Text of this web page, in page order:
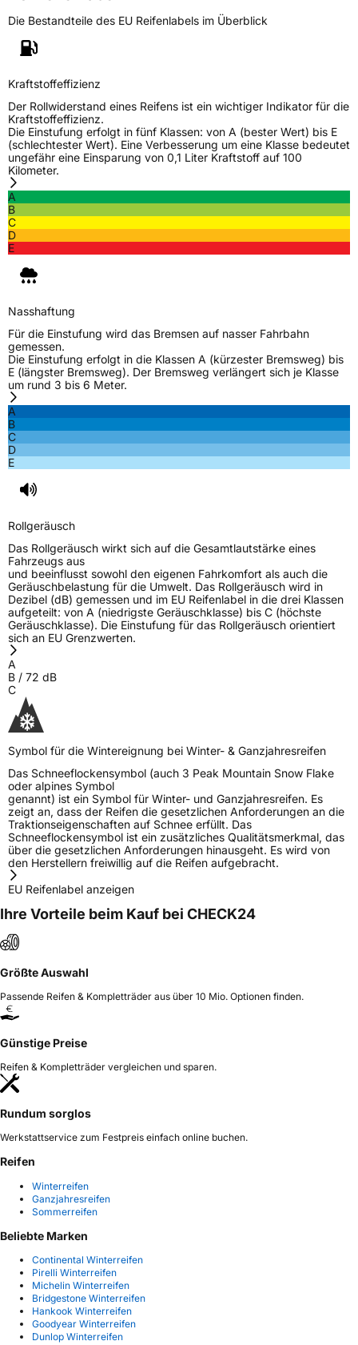
Weitere Eigenschaften
SchlauchtypTL
ZustandNeureifen
M+SJa
VerstärktXL
FelgenschutzMFS
EU Label
EffizienzC
Nasshaftung
Rollgeräusch (Klasse)
FahrzeugklasseC1
3PMSF / Schneeflockensymbol / Alpine-Symbol
EPREL ID1223930
Allgemeine Produktsicherheit (GPSR)
HerstellerkontaktKumho Tire Europe GmbH, KUMHO TIRE
EUROPE GmbH Strahlenberger Str. 110-112
D-63067 Offenbach Germany, kumhotire.de,
technik@kumhotire.de
Die Bestandteile des EU Reifenlabels im Überblick
Kraftstoffeffizienz
Der Rollwiderstand eines Reifens ist ein wichtiger Indikator für die
Kraftstoffeffizienz.
Die Einstufung erfolgt in fünf Klassen: von A (bester Wert) bis E
(schlechtester Wert). Eine Verbesserung um eine Klasse bedeutet
ungefähr eine Einsparung von 0,1 Liter Kraftstoff auf 100
Kilometer.
A
B
C
D
E
Nasshaftung
Für die Einstufung wird das Bremsen auf nasser Fahrbahn
gemessen.
Die Einstufung erfolgt in die Klassen A (kürzester Bremsweg) bis
E (längster Bremsweg). Der Bremsweg verlängert sich je Klasse
um rund 3 bis 6 Meter.
A
B
C
D
E
Rollgeräusch
Das Rollgeräusch wirkt sich auf die Gesamtlautstärke eines
Fahrzeugs aus
und beeinflusst sowohl den eigenen Fahrkomfort als auch die
Geräuschbelastung für die Umwelt. Das Rollgeräusch wird in
Dezibel (dB) gemessen und im EU Reifenlabel in die drei Klassen
aufgeteilt: von A (niedrigste Geräuschklasse) bis C (höchste
Geräuschklasse). Die Einstufung für das Rollgeräusch orientiert
sich an EU Grenzwerten.
A
B / 72 dB
C
Symbol für die Wintereignung bei Winter- & Ganzjahresreifen
Das Schneeflockensymbol (auch 3 Peak Mountain Snow Flake
oder alpines Symbol
genannt) ist ein Symbol für Winter- und Ganzjahresreifen. Es
zeigt an, dass der Reifen die gesetzlichen Anforderungen an die
Traktionseigenschaften auf Schnee erfüllt. Das
Schneeflockensymbol ist ein zusätzliches Qualitätsmerkmal, das
über die gesetzlichen Anforderungen hinausgeht. Es wird von
den Herstellern freiwillig auf die Reifen aufgebracht.
EU Reifenlabel anzeigen
Ihre Vorteile beim Kauf bei CHECK24
Größte Auswahl
Passende Reifen & Kompletträder aus über 10 Mio. Optionen finden.
Günstige Preise
Reifen & Kompletträder vergleichen und sparen.
Rundum sorglos
Werkstattservice zum Festpreis einfach online buchen.
Reifen
Winterreifen
Ganzjahresreifen
Sommerreifen
Beliebte Marken
Continental Winterreifen
Pirelli Winterreifen
Michelin Winterreifen
Bridgestone Winterreifen
Hankook Winterreifen
Goodyear Winterreifen
Dunlop Winterreifen